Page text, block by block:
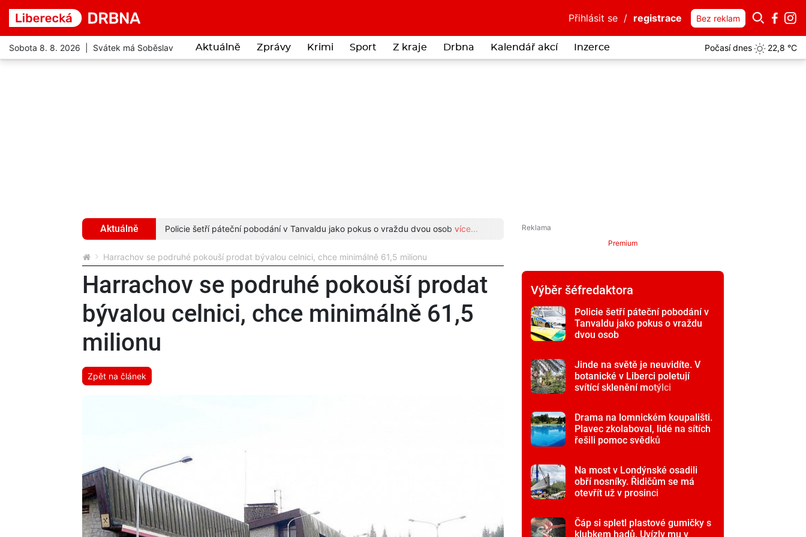
Přihlásit se / registrace Bez reklam
Sobota 8. 8. 2026 | Svátek má Soběslav Aktuálně Zprávy Krimi Sport Z kraje Drbna Kalendář akcí Inzerce Počasí dnes 22,8 °C
Aktuálně
více... Policie šetří páteční pobodání v Tanvaldu jako pokus o vraždu dvou osobvíce... Neuvěřitelná drzost: Lhal o zákazu přiblížení, strážníky chtěl jako taxík
Harrachov se podruhé pokouší prodat bývalou celnici, chce minimálně 61,5 milionu
Harrachov se podruhé pokouší prodat
bývalou celnici, chce minimálně 61,5
milionu
Zpět na článek
Premium
Výběr šéfredaktora
Policie šetří páteční pobodání v
Tanvaldu jako pokus o vraždu
dvou osob
Jinde na světě je neuvidíte. V
botanické v Liberci poletují
svítící sklenění motýlci
Drama na lomnickém koupališti.
Plavec zkolaboval, lidé na sítích
řešili pomoc svědků
Na most v Londýnské osadili
obří nosníky. Řidičům se má
otevřít už v prosinci
Čáp si spletl plastové gumičky s
klubkem hadů. Uvízly mu v